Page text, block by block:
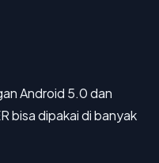
Android 5.0 dan
bisa dipakai di banyak